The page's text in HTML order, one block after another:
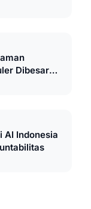
Dibesar-
AI Indonesia